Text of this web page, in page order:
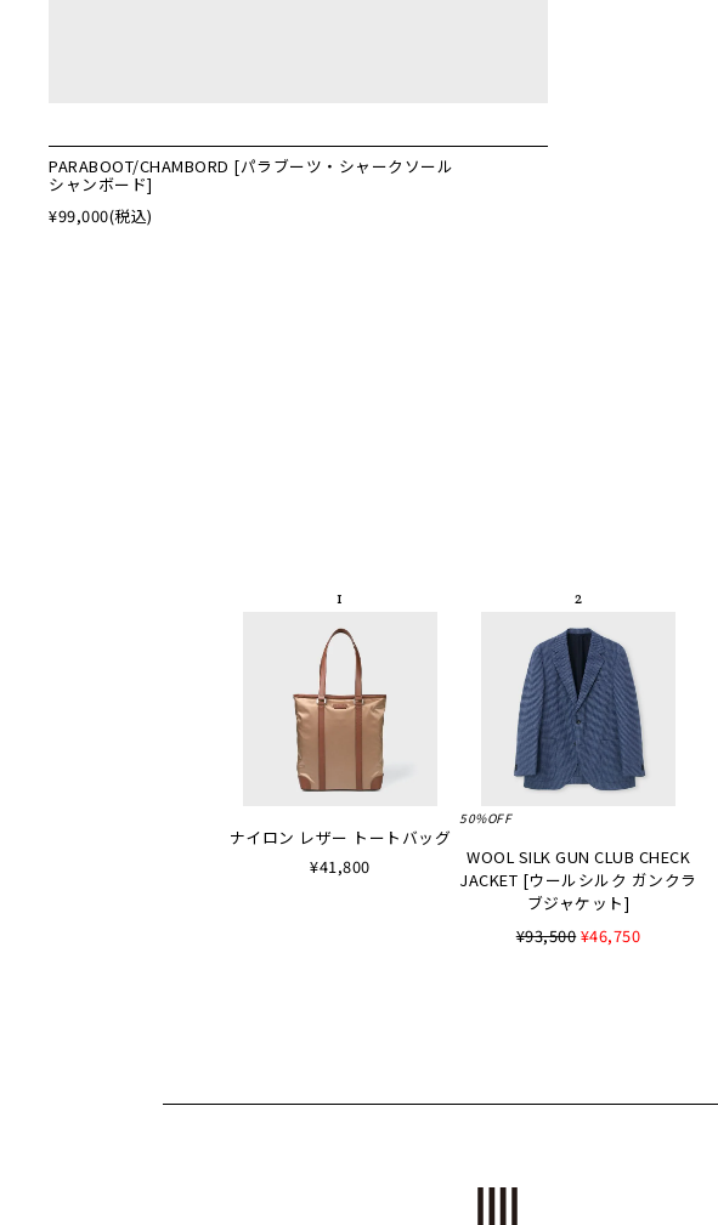
PARABOOT/CHAMBORD [パラブーツ・シャークソール
シャンボード]
¥99,000(税込)
ナイロン レザー トートバッグ
¥41,800
50%OFF
WOOL SILK GUN CLUB CHECK
JACKET [ウールシルク ガンクラ
ブジャケット]
¥93,500¥46,750